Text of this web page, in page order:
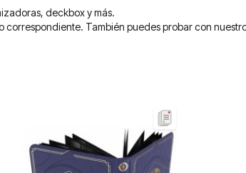
deckbox y más.
También puedes probar con